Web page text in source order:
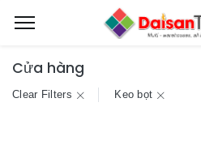
Cửa hàng
Clear Filters Keo bọt